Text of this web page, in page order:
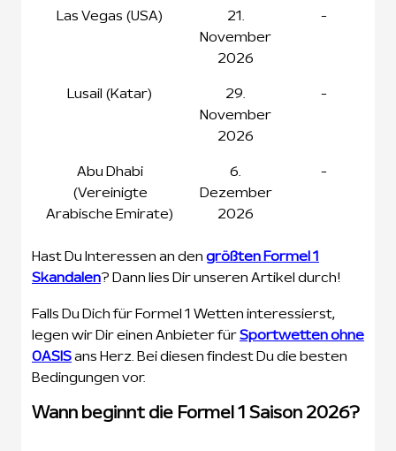
Las Vegas (USA)
21.
November
2026
-
Lusail (Katar)
29.
November
2026
-
Abu Dhabi
(Vereinigte
Arabische Emirate)
6.
Dezember
2026
-
Hast Du Interessen an den größten Formel 1
Skandalen? Dann lies Dir unseren Artikel durch!
Falls Du Dich für Formel 1 Wetten interessierst,
legen wir Dir einen Anbieter fürSportwetten ohne
OASISans Herz. Bei diesen findest Du die besten
Bedingungen vor.
Wann beginnt die Formel 1 Saison 2026?